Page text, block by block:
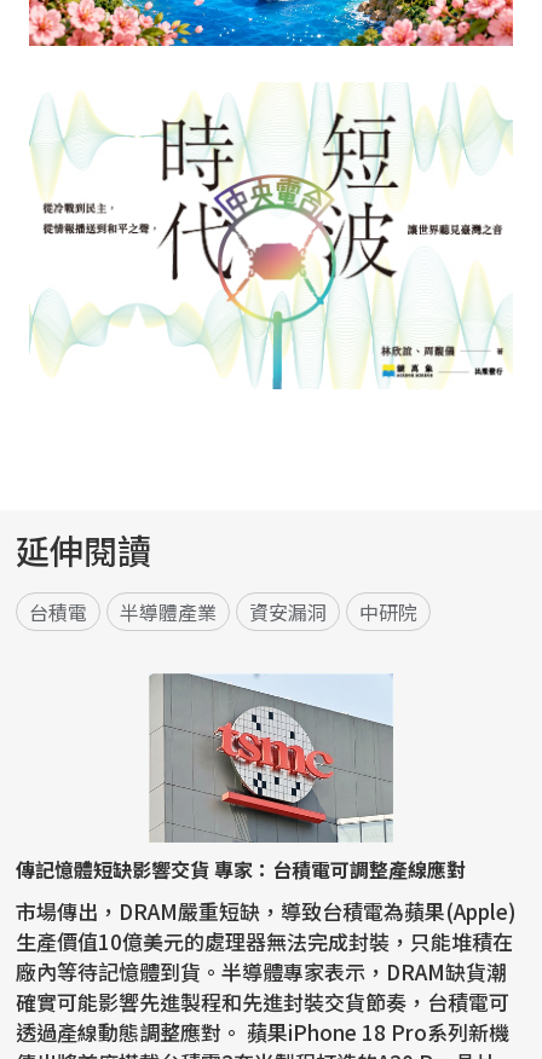
延伸閱讀
台積電 半導體產業 資安漏洞 中研院
傳記憶體短缺影響交貨 專家：台積電可調整產線應對
市場傳出，DRAM嚴重短缺，導致台積電為蘋果(Apple)
生產價值10億美元的處理器無法完成封裝，只能堆積在
廠內等待記憶體到貨。半導體專家表示，DRAM缺貨潮
確實可能影響先進製程和先進封裝交貨節奏，台積電可
透過產線動態調整應對。 蘋果iPhone 18 Pro系列新機